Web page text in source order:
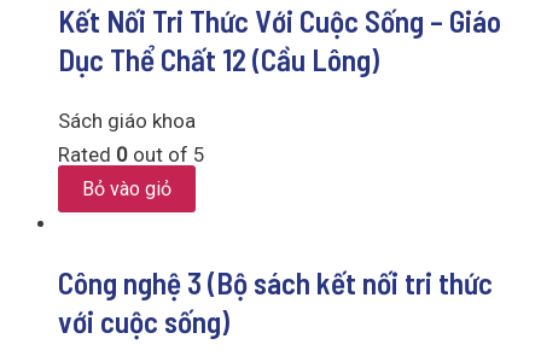
Kết Nối Tri Thức Với Cuộc Sống – Giáo
Dục Thể Chất 12 (Cầu Lông)
Sách giáo khoa
Rated 0 out of 5
Bỏ vào giỏ
Công nghệ 3 (Bộ sách kết nối tri thức
với cuộc sống)